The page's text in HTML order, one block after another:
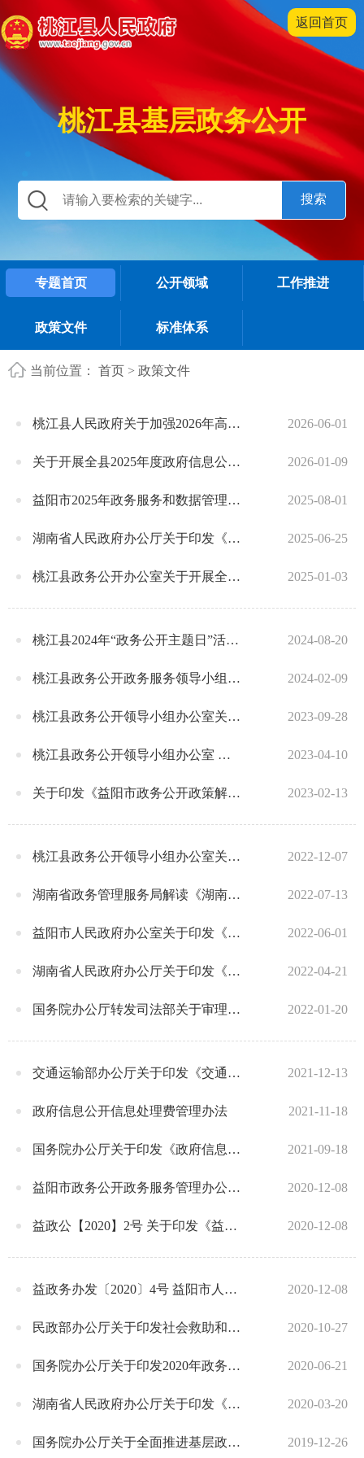
返回首页
桃江县基层政务公开
专题首页 公开领域 工作推进
政策文件 标准体系
当前位置： 首页 > 政策文件
桃江县人民政府关于加强2026年高考、学考、中考期间考点学校周边环境治理的通告 2026-06-01
关于开展全县2025年度政府信息公开工作年度报告的通知 2026-01-09
益阳市2025年政务服务和数据管理工作要点 2025-08-01
湖南省人民政府办公厅关于印发《湖南省2025年政务服务 和数据工作要点》的通知 2025-06-25
桃江县政务公开办公室关于开展全县2024年度政府信息公开工作年度报告的通知 2025-01-03
桃江县2024年“政务公开主题日”活动实施方案（桃政公办发〔2024〕4号） 2024-08-20
桃江县政务公开政务服务领导小组关于调整县政务公开政务服务领导小组成员的通知 2024-02-09
桃江县政务公开领导小组办公室关于印发《桃江县政务公开政策解读回应制度》《桃江县政务公开渠道管理制度》的通知 2023-09-28
桃江县政务公开领导小组办公室 关于印发《桃江县“政务公开主题日” 活动实施方案》的通知 2023-04-10
关于印发《益阳市政务公开政策解读回应制度》和《益阳市政务公开渠道管理制度》的通知 2023-02-13
桃江县政务公开领导小组办公室关于印发《桃江县政府信息主动公开制度》等五项制度的通知 2022-12-07
湖南省政务管理服务局解读《湖南省政务服务中心管理办法》 2022-07-13
益阳市人民政府办公室关于印发《益阳市2022年政务公开工作要点》和《益阳市2022年政务管理服务工作要点》的通知 2022-06-01
湖南省人民政府办公厅关于印发《湖南省2022年政务管理服务工作要点》和《湖南省2022年政务公开工作要点》的通知 2022-04-21
国务院办公厅转发司法部关于审理政府信息公开行政复议案件若干问题指导意见的通知 2022-01-20
交通运输部办公厅关于印发《交通运输领域基层政务公开标准指引》的通知 2021-12-13
政府信息公开信息处理费管理办法 2021-11-18
国务院办公厅关于印发《政府信息公开信息处理费管理办法》的通知 2021-09-18
益阳市政务公开政务服务管理办公室关于印发益阳市全面推进基层政务公开标准化规范化工作实施方案的通知（征求意见稿） 2020-12-08
益政公【2020】2号 关于印发《益阳市2020年政务公开工作要点》的通知 2020-12-08
益政务办发〔2020〕4号 益阳市人民政府办公室关于印发益阳市全面推进基层政务公开标准化规范化工作实施方案的通知 2020-12-08
民政部办公厅关于印发社会救助和养老服务领域基层政务公开标准指引的通知 2020-10-27
国务院办公厅关于印发2020年政务公开工作要点的通知 2020-06-21
湖南省人民政府办公厅关于印发《湖南省2020年政务管理服务工作要点》和《湖南省2020年政务公开工作要点》的通知 2020-03-20
国务院办公厅关于全面推进基层政务公开标准化规范化工作的指导意见 2019-12-26